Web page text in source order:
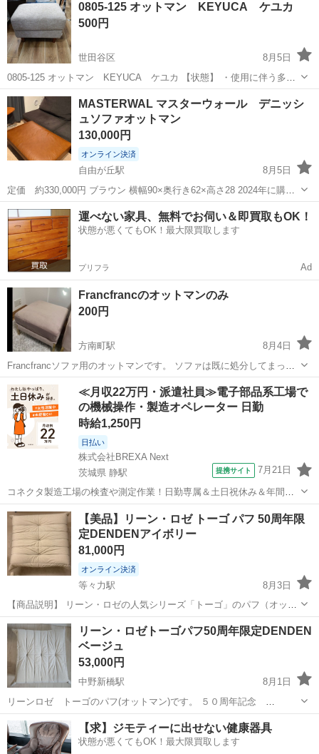
0805-125 オットマン KEYUCA ケユカ
500円
世田谷区
8月5日
0805-125 オットマン KEYUCA ケユカ 【状態】 ・使用に伴う多少
のスレ、キズ、落としきれない汚れなどございます ・詳細は現地でご
確認ください ・お値引きは出来かねますのでご了承願います ※中古...
東京 世田谷区
MASTERWAL マスターウォール デニッシ
ュソファオットマン
130,000円
オンライン決済
自由が丘駅
8月5日
定価 約330,000円 ブラウン 横幅90×奥行き62×高さ28 2024年に購入
しました。 マスターウォールのデニッシュソファシリーズのオットマ
ンです。 デニッシュソファも出品してますので、是非セットでご検討
ください。
東京 目黒区 自由が丘駅 ソファ
運べない家具、無料でお伺い＆即買取もOK！
状態が悪くてもOK！最大限買取します
プリフラ Ad
Francfrancのオットマンのみ
200円
方南町駅
8月4日
Francfrancソファ用のオットマンです。 ソファは既に処分してまって
いるので、オットマンのみです。 ほとんど使っていなかった為、ヘタ
レはないですがこの生地特有の汚れがあります。 2枚目の画像を参考
にしてください。 自宅...
東京 杉並区 方南町駅 ソファ
≪月収22万円・派遣社員≫電子部品系工場で
の機械操作・製造オペレーター 日勤
時給1,250円
日払い
株式会社BREXA Next
茨城県 静駅
提携サイト 7月21日
コネクタ製造工場の検査や測定作業！日勤専属＆土日祝休み＆年間休
日128日★クリーンルーム内作業★マイカー通勤OK＆無料駐車場あり
★就業先食堂利用可！日払い制度あり！《茨城県常陸大宮市》 人気の
工場のお仕事 ◇コネクタ製造工...
茨城 常陸大宮市 静駅
【美品】リーン・ロゼ トーゴ パフ 50周年限
定DENDENアイボリー
81,000円
オンライン決済
等々力駅
8月3日
【商品説明】 リーン・ロゼの人気シリーズ「トーゴ」のパフ（オット
マン）です。ブランド誕生50周年を記念して作られた限定モデルとな
っており、今後さらに希少価値が高まることが予想されます。 カラー
は人気のアイボリーで、どん...
東京 世田谷区 ソファ
リーン・ロゼトーゴパフ50周年限定DENDEN
ベージュ
53,000円
中野新橋駅
8月1日
リーンロゼ トーゴのパフ(オットマン)です。 ５０周年記念
DENDEN ソファーは売れてございません。 こちら、とても軽く、小
学生でも持ち運びできます。 リビング移動していたため、汚れや、底
部分に破れがございます。...
東京 中野区 中野新橋駅 ソファ
【求】ジモティーに出せない健康器具
状態が悪くてもOK！最大限買取します